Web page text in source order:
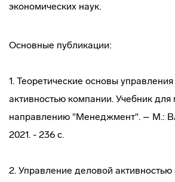
экономических наук.
Основные публикации:
1. Теоретические основы
активностью компании. Учебник для
направлению "Менеджмент". –
2021. - 236 с.
2. Управление деловой